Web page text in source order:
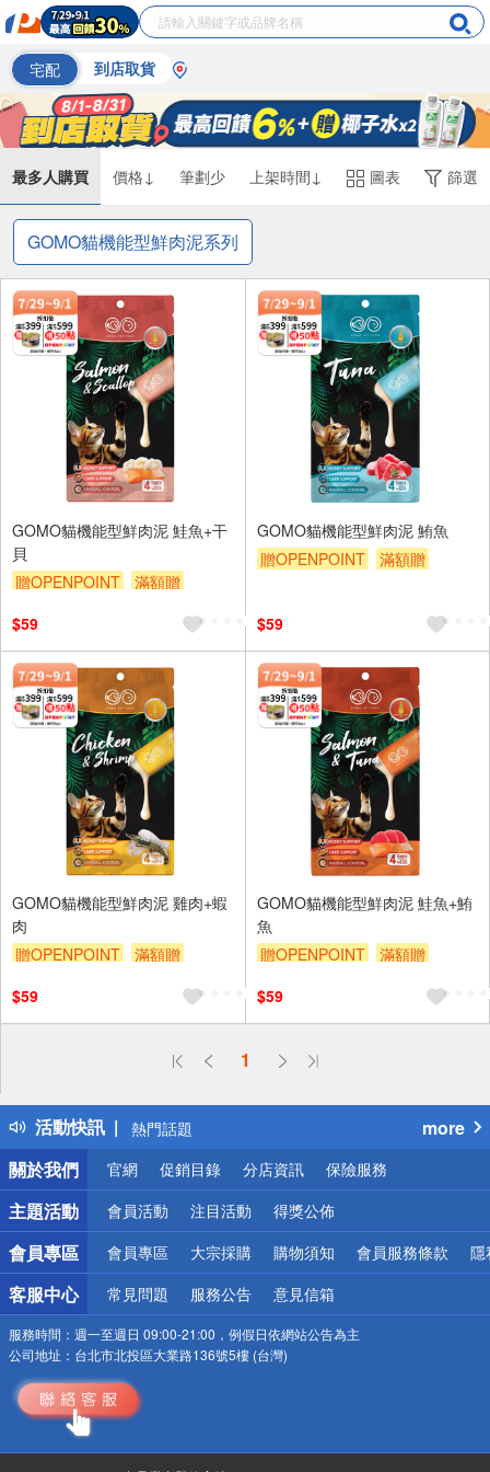
宅配 到店取貨
最多人購買 價格↓ 筆劃少 上架時間↓ 圖表 篩選
GOMO貓機能型鮮肉泥系列
GOMO貓機能型鮮肉泥 鮭魚+干
貝
贈OPENPOINT
滿額贈
$59
GOMO貓機能型鮮肉泥 鮪魚
贈OPENPOINT
滿額贈
$59
GOMO貓機能型鮮肉泥 雞肉+蝦
肉
贈OPENPOINT
滿額贈
$59
GOMO貓機能型鮮肉泥 鮭魚+鮪
魚
贈OPENPOINT
滿額贈
$59
1
活動快訊
偏遠地區配送
得獎公告
熱門話題
銀行優惠
偏遠地區配送
詐騙網頁！請小心！
more
關於我們
官網 促銷目錄 分店資訊 保險服務
主題活動 會員活動 注目活動 得獎公佈
會員專區 會員專區 大宗採購 購物須知 會員服務條款 隱
客服中心 常見問題 服務公告 意見信箱
服務時間： 週一至週日 09:00-21:00，例假日依網站公告為主
公司地址： 台北市北投區大業路136號5樓 (台灣)